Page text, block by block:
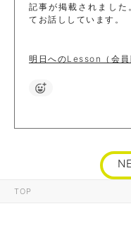
TOP
記事が掲載されまし
てお話ししています。
明日へのLesson（会員